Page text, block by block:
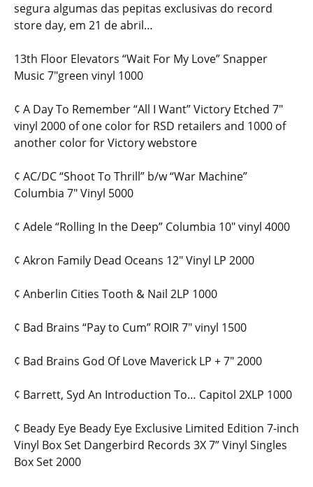
segura algumas das pepitas exclusivas do record
store day, em 21 de abril…
13th Floor Elevators “Wait For My Love” Snapper
Music 7″green vinyl 1000
¢ A Day To Remember “All I Want” Victory Etched 7″
vinyl 2000 of one color for RSD retailers and 1000 of
another color for Victory webstore
¢ AC/DC “Shoot To Thrill” b/w “War Machine”
Columbia 7″ Vinyl 5000
¢ Adele “Rolling In the Deep” Columbia 10″ vinyl 4000
¢ Akron Family Dead Oceans 12″ Vinyl LP 2000
¢ Anberlin Cities Tooth & Nail 2LP 1000
¢ Bad Brains “Pay to Cum” ROIR 7″ vinyl 1500
¢ Bad Brains God Of Love Maverick LP + 7″ 2000
¢ Barrett, Syd An Introduction To… Capitol 2XLP 1000
¢ Beady Eye Beady Eye Exclusive Limited Edition 7-inch
Vinyl Box Set Dangerbird Records 3X 7” Vinyl Singles
Box Set 2000